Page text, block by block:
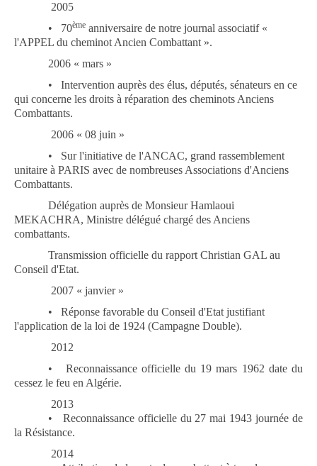
2005
•
70ème anniversaire de notre journal associatif «
l'APPEL du cheminot Ancien Combattant ».
2006 « mars »
•
Intervention auprès des élus, députés, sénateurs en ce
qui concerne les droits à réparation des cheminots Anciens
Combattants.
2006 « 08 juin »
•
Sur l'initiative de l'ANCAC, grand rassemblement
unitaire à PARIS avec de nombreuses Associations d'Anciens
Combattants.
Délégation auprès de Monsieur Hamlaoui
MEKACHRA, Ministre délégué chargé des Anciens
combattants.
Transmission officielle du rapport Christian GAL au
Conseil d'Etat.
2007 « janvier »
•
Réponse favorable du Conseil d'Etat justifiant
l'application de la loi de 1924 (Campagne Double).
2012
•
Reconnaissance officielle du 19 mars 1962 date du
cessez le feu en Algérie.
2013
•
Reconnaissance officielle du 27 mai 1943 journée de
la Résistance.
2014